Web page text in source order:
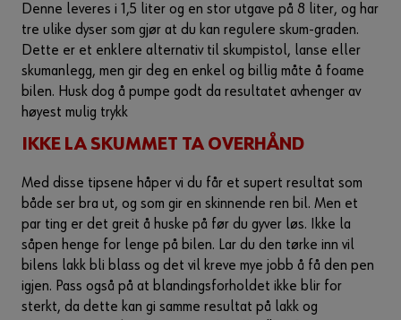
Denne leveres i 1,5 liter og en stor utgave på 8 liter, og har
tre ulike dyser som gjør at du kan regulere skum-graden.
Dette er et enklere alternativ til skumpistol, lanse eller
skumanlegg, men gir deg en enkel og billig måte å foame
bilen. Husk dog å pumpe godt da resultatet avhenger av
høyest mulig trykk
IKKE LA SKUMMET TA OVERHÅND
Med disse tipsene håper vi du får et supert resultat som
både ser bra ut, og som gir en skinnende ren bil. Men et
par ting er det greit å huske på før du gyver løs. Ikke la
såpen henge for lenge på bilen. Lar du den tørke inn vil
bilens lakk bli blass og det vil kreve mye jobb å få den pen
igjen. Pass også på at blandingsforholdet ikke blir for
sterkt, da dette kan gi samme resultat på lakk og